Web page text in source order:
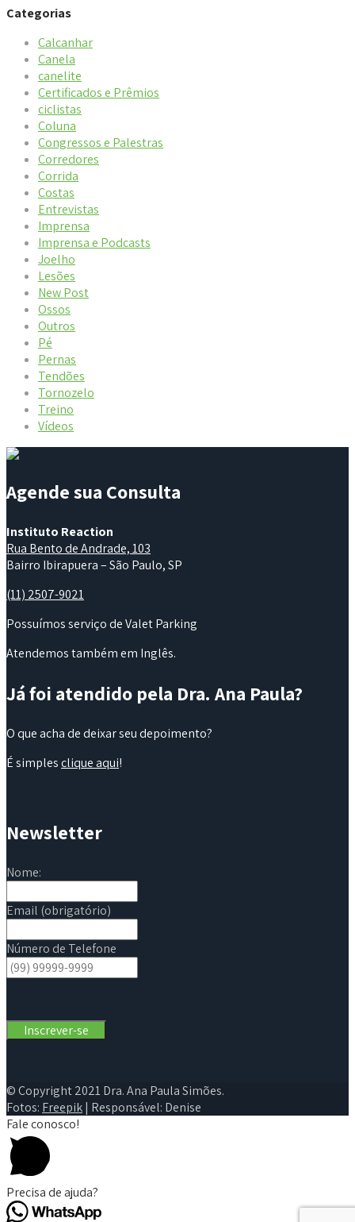
Categorias
Calcanhar
Canela
canelite
Certificados e Prêmios
ciclistas
Coluna
Congressos e Palestras
Corredores
Corrida
Costas
Entrevistas
Imprensa
Imprensa e Podcasts
Joelho
Lesões
New Post
Ossos
Outros
Pé
Pernas
Tendões
Tornozelo
Treino
Vídeos
Agende sua Consulta
Instituto Reaction
Rua Bento de Andrade, 103
Bairro Ibirapuera – São Paulo, SP
(11) 2507-9021
Possuímos serviço de Valet Parking
Atendemos também em Inglês.
Já foi atendido pela Dra. Ana Paula?
O que acha de deixar seu depoimento?
É simplesclique aqui!
Newsletter
Nome:
Email (obrigatório)
Número de Telefone
© Copyright 2021 Dra. Ana Paula Simões.
Fotos: Freepik| Responsável: Denise
Fale conosco!
Precisa de ajuda?